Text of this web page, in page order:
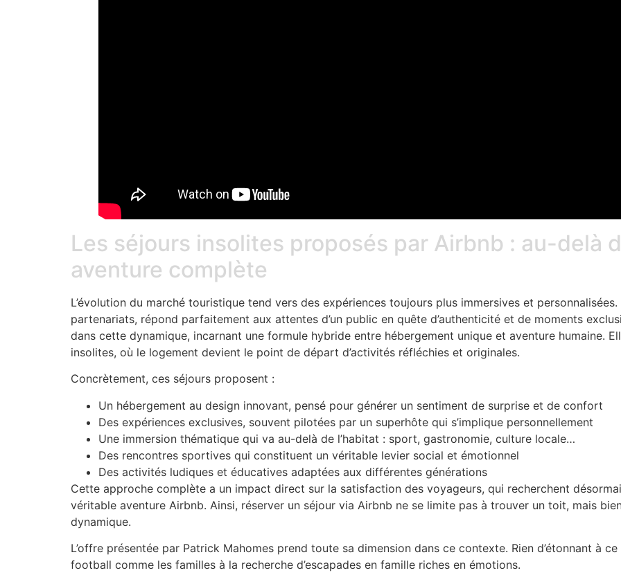
Les séjours insolites proposés par Airbnb : au-delà
aventure complète
L’évolution du marché touristique tend vers des expériences toujours plus immersives et
partenariats, répond parfaitement aux attentes d’un public en quête d’authenticité et de moments
dans cette dynamique, incarnant une formule hybride entre hébergement unique et aventure humaine.
insolites, où le logement devient le point de départ d’activités réfléchies et originales.
Concrètement, ces séjours proposent :
Un hébergement au design innovant, pensé pour générer un sentiment de surprise et de confort
Des expériences exclusives, souvent pilotées par un superhôte qui s’implique personnellement
Une immersion thématique qui va au-delà de l’habitat : sport, gastronomie, culture locale…
Des rencontres sportives qui constituent un véritable levier social et émotionnel
Des activités ludiques et éducatives adaptées aux différentes générations
Cette approche complète a un impact direct sur la satisfaction des voyageurs, qui recherchent
véritable aventure Airbnb. Ainsi, réserver un séjour via Airbnb ne se limite pas à trouver un toit, mais
dynamique.
L’offre présentée par Patrick Mahomes prend toute sa dimension dans ce contexte. Rien d’étonnant à
football comme les familles à la recherche d’escapades en famille riches en émotions.